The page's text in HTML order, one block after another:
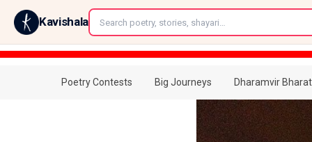
Kavishala
Poetry Contests Big Journeys Dharamvir